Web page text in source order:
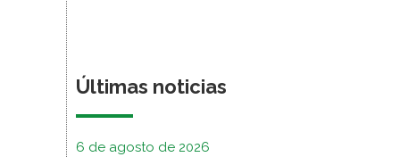
Últimas noticias
6 de agosto de 2026